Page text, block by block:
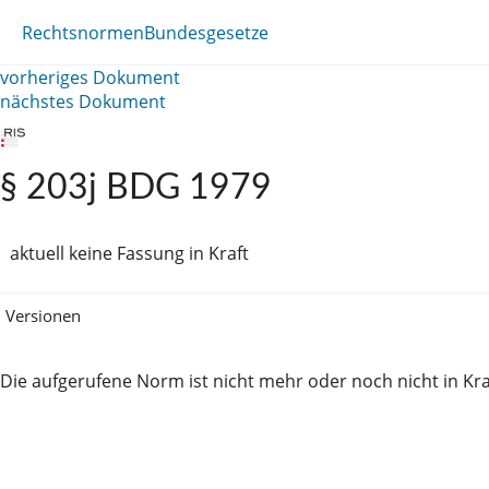
RechtsnormenBundesgesetze
vorheriges Dokument
nächstes Dokument
§ 203j BDG 1979
aktuell keine Fassung in Kraft
Versionen
Die aufgerufene Norm ist nicht mehr oder noch nicht in